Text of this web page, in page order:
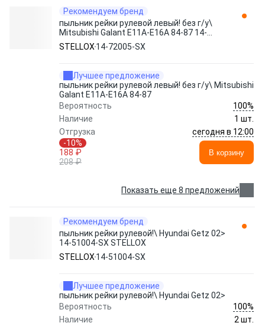
Рекомендуем бренд
пыльник рейки рулевой левый! без г/у\
Mitsubishi Galant E11A-E16A 84-87 14-
72005-SX STELLOX
STELLOX 14-72005-SX
Лучшее предложение
пыльник рейки рулевой левый! без г/у\ Mitsubishi
Galant E11A-E16A 84-87
Вероятность
100%
Наличие
1 шт.
Отгрузка
сегодня в 12:00
-10%
188 ₽
208 ₽
В корзину
Показать еще 8 предложений
Рекомендуем бренд
пыльник рейки рулевой!\ Hyundai Getz 02>
14-51004-SX STELLOX
STELLOX 14-51004-SX
Лучшее предложение
пыльник рейки рулевой!\ Hyundai Getz 02>
Вероятность
100%
Наличие
2 шт.